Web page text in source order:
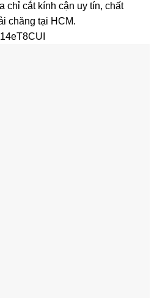
chỉ cắt kính cận uy tín, chất
chăng tại HCM.